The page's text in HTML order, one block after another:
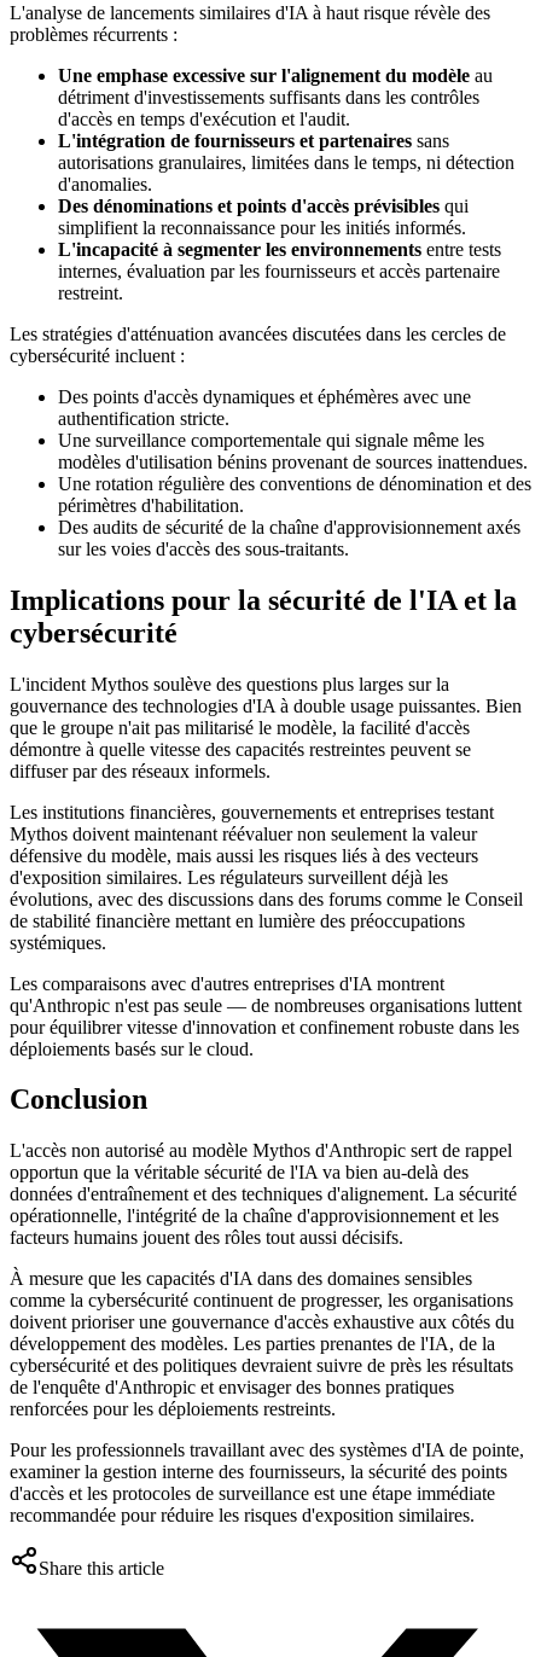
L'analyse de lancements similaires d'IA à haut risque révèle des
problèmes récurrents :
Une emphase excessive sur l'alignement du modèle au
détriment d'investissements suffisants dans les contrôles
d'accès en temps d'exécution et l'audit.
L'intégration de fournisseurs et partenaires sans
autorisations granulaires, limitées dans le temps, ni détection
d'anomalies.
Des dénominations et points d'accès prévisibles qui
simplifient la reconnaissance pour les initiés informés.
L'incapacité à segmenter les environnements entre tests
internes, évaluation par les fournisseurs et accès partenaire
restreint.
Les stratégies d'atténuation avancées discutées dans les cercles de
cybersécurité incluent :
Des points d'accès dynamiques et éphémères avec une
authentification stricte.
Une surveillance comportementale qui signale même les
modèles d'utilisation bénins provenant de sources inattendues.
Une rotation régulière des conventions de dénomination et des
périmètres d'habilitation.
Des audits de sécurité de la chaîne d'approvisionnement axés
sur les voies d'accès des sous-traitants.
Implications pour la sécurité de l'IA et la
cybersécurité
L'incident Mythos soulève des questions plus larges sur la
gouvernance des technologies d'IA à double usage puissantes. Bien
que le groupe n'ait pas militarisé le modèle, la facilité d'accès
démontre à quelle vitesse des capacités restreintes peuvent se
diffuser par des réseaux informels.
Les institutions financières, gouvernements et entreprises testant
Mythos doivent maintenant réévaluer non seulement la valeur
défensive du modèle, mais aussi les risques liés à des vecteurs
d'exposition similaires. Les régulateurs surveillent déjà les
évolutions, avec des discussions dans des forums comme le Conseil
de stabilité financière mettant en lumière des préoccupations
systémiques.
Les comparaisons avec d'autres entreprises d'IA montrent
qu'Anthropic n'est pas seule — de nombreuses organisations luttent
pour équilibrer vitesse d'innovation et confinement robuste dans les
déploiements basés sur le cloud.
Conclusion
L'accès non autorisé au modèle Mythos d'Anthropic sert de rappel
opportun que la véritable sécurité de l'IA va bien au-delà des
données d'entraînement et des techniques d'alignement. La sécurité
opérationnelle, l'intégrité de la chaîne d'approvisionnement et les
facteurs humains jouent des rôles tout aussi décisifs.
À mesure que les capacités d'IA dans des domaines sensibles
comme la cybersécurité continuent de progresser, les organisations
doivent prioriser une gouvernance d'accès exhaustive aux côtés du
développement des modèles. Les parties prenantes de l'IA, de la
cybersécurité et des politiques devraient suivre de près les résultats
de l'enquête d'Anthropic et envisager des bonnes pratiques
renforcées pour les déploiements restreints.
Pour les professionnels travaillant avec des systèmes d'IA de pointe,
examiner la gestion interne des fournisseurs, la sécurité des points
d'accès et les protocoles de surveillance est une étape immédiate
recommandée pour réduire les risques d'exposition similaires.
Share this article